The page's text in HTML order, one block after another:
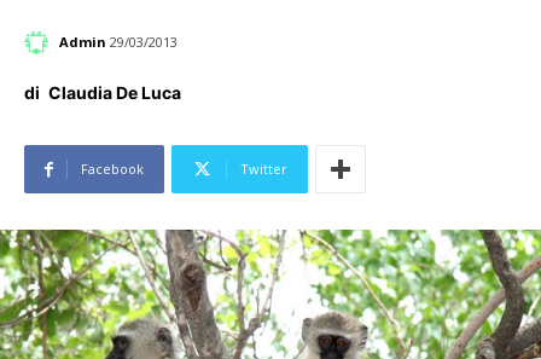
Admin 29/03/2013
di Claudia De Luca
Facebook Twitter